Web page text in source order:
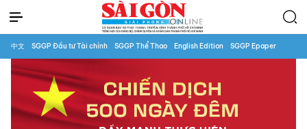
中文 SGGP Đầu tư Tài chính SGGP Thể Thao English Edition SGGP Epaper